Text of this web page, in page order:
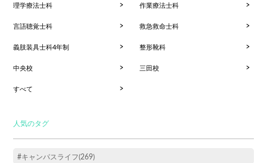
理学療法士科 作業療法士科
言語聴覚士科 救急救命士科
義肢装具士科4年制 整形靴科
中央校 三田校
すべて
人気のタグ
#キャンパスライフ(269)